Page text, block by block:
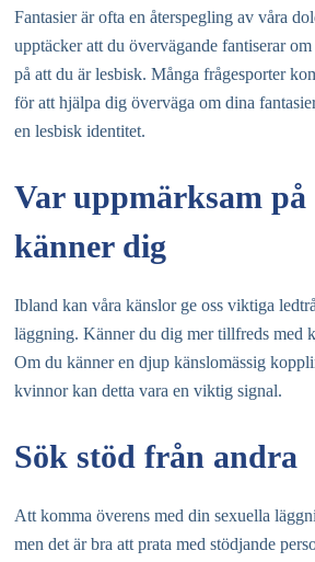
Fantasier är ofta en återspegling av våra
upptäcker att du övervägande fantiserar
på att du är lesbisk. Många frågesporter
för att hjälpa dig överväga om dina
en lesbisk identitet.
Var uppmärksam
känner dig
Ibland kan våra känslor ge oss viktiga
läggning. Känner du dig mer tillfreds med
Om du känner en djup känslomässig
kvinnor kan detta vara en viktig signal.
Sök stöd från andra
Att komma överens med din sexuella
men det är bra att prata med stödjande